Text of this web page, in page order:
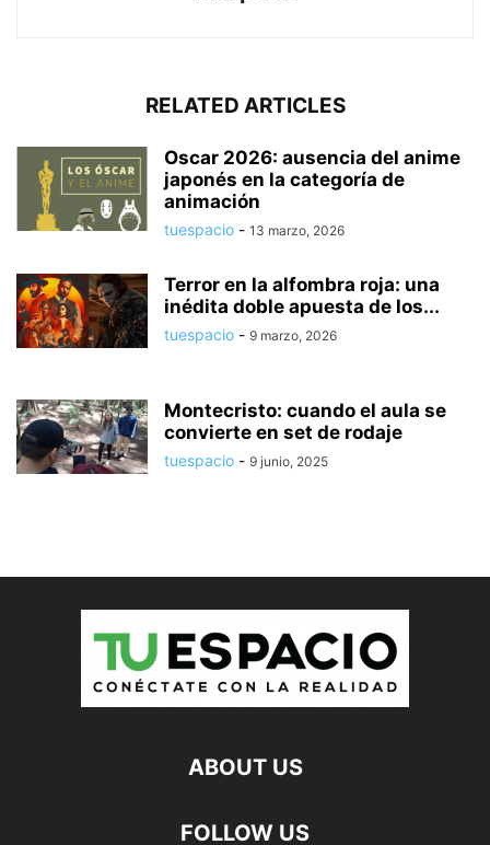
RELATED ARTICLES
Oscar 2026: ausencia del anime
japonés en la categoría de
animación
tuespacio - 13 marzo, 2026
Terror en la alfombra roja: una
inédita doble apuesta de los...
tuespacio - 9 marzo, 2026
Montecristo: cuando el aula se
convierte en set de rodaje
tuespacio - 9 junio, 2025
ABOUT US
FOLLOW US